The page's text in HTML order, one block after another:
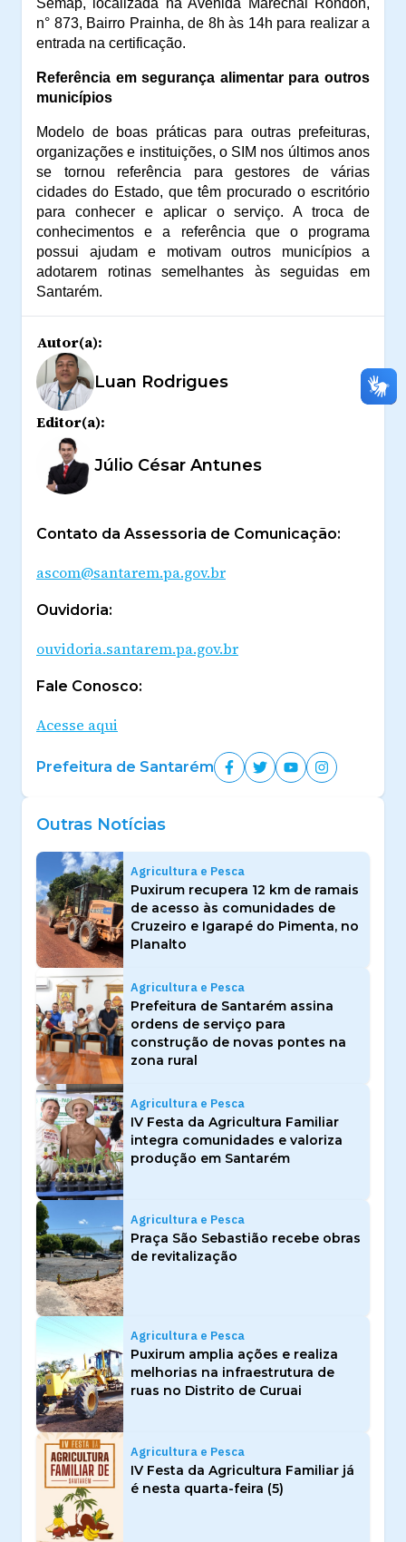
Semap, localizada na Avenida Marechal Rondon,
n° 873, Bairro Prainha, de 8h às 14h para realizar a
entrada na certificação.
Referência em segurança alimentar para outros
municípios
Modelo de boas práticas para outras prefeituras,
organizações e instituições, o SIM nos últimos anos
se tornou referência para gestores de várias
cidades do Estado, que têm procurado o escritório
para conhecer e aplicar o serviço. A troca de
conhecimentos e a referência que o programa
possui ajudam e motivam outros municípios a
adotarem rotinas semelhantes às seguidas em
Santarém.
Autor(a):
Luan Rodrigues
Editor(a):
Júlio César Antunes
Contato da Assessoria de Comunicação:
ascom@santarem.pa.gov.br
Ouvidoria:
ouvidoria.santarem.pa.gov.br
Fale Conosco:
Acesse aqui
Prefeitura de Santarém
Outras Notícias
Agricultura e Pesca
Puxirum recupera 12 km de ramais
de acesso às comunidades de
Cruzeiro e Igarapé do Pimenta, no
Planalto
Agricultura e Pesca
Prefeitura de Santarém assina
ordens de serviço para
construção de novas pontes na
zona rural
Agricultura e Pesca
IV Festa da Agricultura Familiar
integra comunidades e valoriza
produção em Santarém
Agricultura e Pesca
Praça São Sebastião recebe obras
de revitalização
Agricultura e Pesca
Puxirum amplia ações e realiza
melhorias na infraestrutura de
ruas no Distrito de Curuai
Agricultura e Pesca
IV Festa da Agricultura Familiar já
é nesta quarta-feira (5)